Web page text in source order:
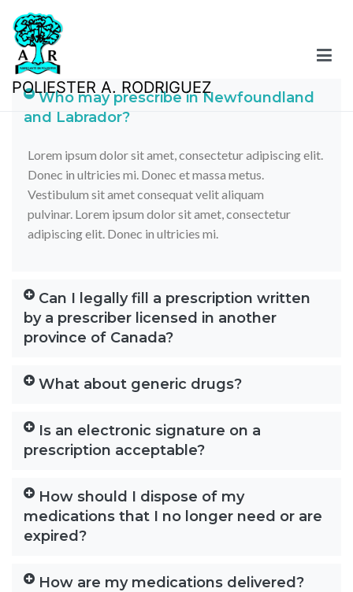
POLIESTER A. RODRIGUEZ
Who may prescribe in Newfoundland
and Labrador?
Lorem ipsum dolor sit amet, consectetur adipiscing elit.
Donec in ultricies mi. Donec et massa metus.
Vestibulum sit amet consequat velit aliquam
pulvinar. Lorem ipsum dolor sit amet, consectetur
adipiscing elit. Donec in ultricies mi.
Can I legally fill a prescription written
by a prescriber licensed in another
province of Canada?
What about generic drugs?
Is an electronic signature on a
prescription acceptable?
How should I dispose of my
medications that I no longer need or are
expired?
How are my medications delivered?